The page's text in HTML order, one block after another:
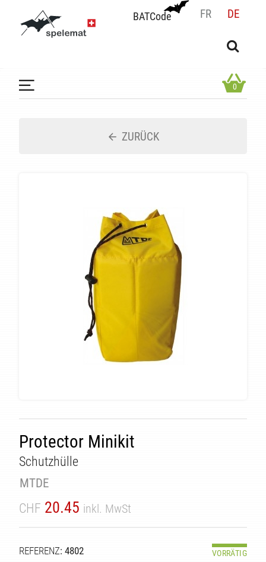
BATCode FR DE
BATCode
OK
0
ZURÜCK
Protector Minikit
Schutzhülle
MTDE
CHF 20.45 inkl. MwSt
REFERENZ: 4802 VORRÄTIG